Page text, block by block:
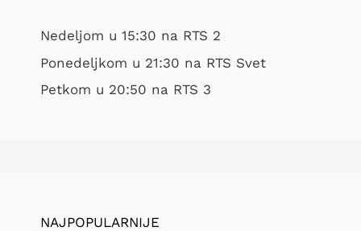
Nedeljom u 15:30 na RTS 2
Ponedeljkom u 21:30 na RTS Svet
Petkom u 20:50 na RTS 3
NAJPOPULARNIJE